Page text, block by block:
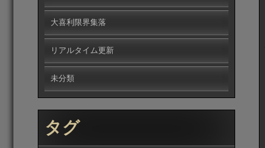
大喜利限界集落
リアルタイム更新
未分類
タグ